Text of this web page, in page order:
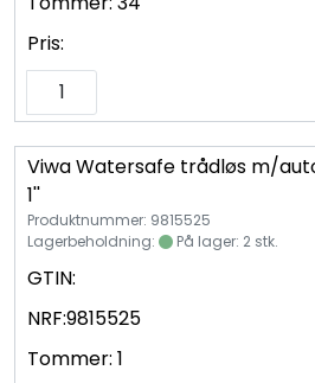
Pris:
Viwa Watersafe trådløs m/
1''
Produktnummer: 9815525
Lagerbeholdning:
På lager: 2 stk.
GTIN:
NRF:9815525
Tommer: 1